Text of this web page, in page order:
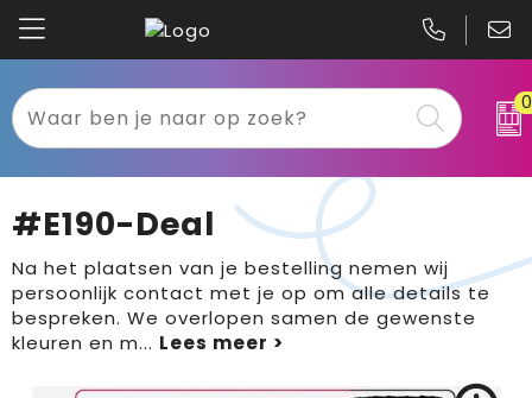
0
Textiel
Sport
Kariban
Gildan
#E190-Deal
Na het plaatsen van je bestelling nemen wij
persoonlijk contact met je op om alle details te
bespreken. We overlopen samen de gewenste
kleuren en m...